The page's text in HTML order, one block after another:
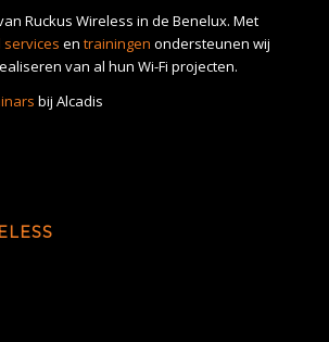
Ruckus Wireless in de Benelux. Met
en trainingen ondersteunen wij
van al hun Wi-Fi projecten.
bij Alcadis